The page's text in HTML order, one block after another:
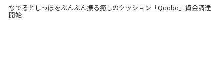
なでるとしっぽをぶんぶん振る癒しのクッション「Qoobo」資金調達
開始